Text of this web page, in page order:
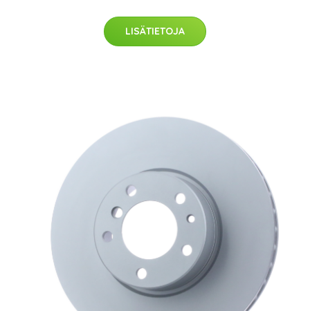
LISÄTIETOJA